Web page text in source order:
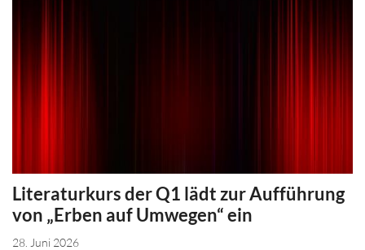
Literaturkurs der Q1 lädt zur Aufführung
von „Erben auf Umwegen“ ein
28. Juni 2026